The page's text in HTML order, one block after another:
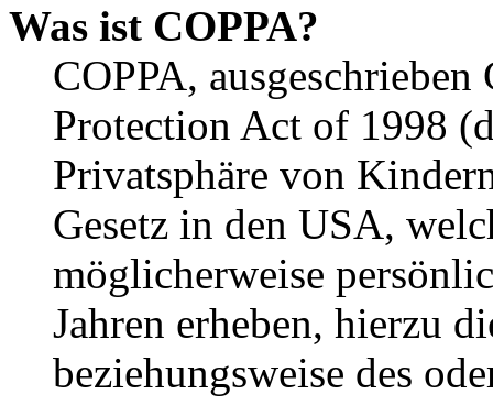
Was ist COPPA?
COPPA,
Protection Act of 1998
Privatsphäre von
Gesetz in den USA,
möglicherweise
Jahren erheben, hierzu
beziehungsweise des